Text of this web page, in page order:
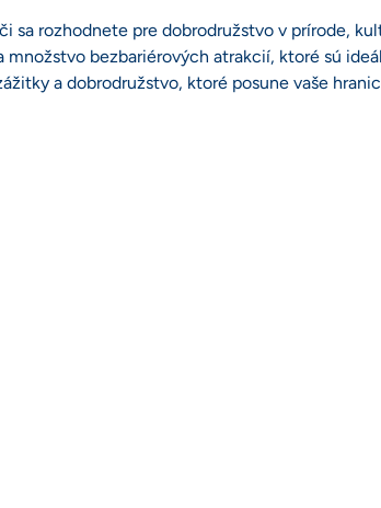
sa rozhodnete pre dobrodružstvo v prírode,
množstvo bezbariérových atrakcií, ktoré sú
a dobrodružstvo, ktoré posune vaše